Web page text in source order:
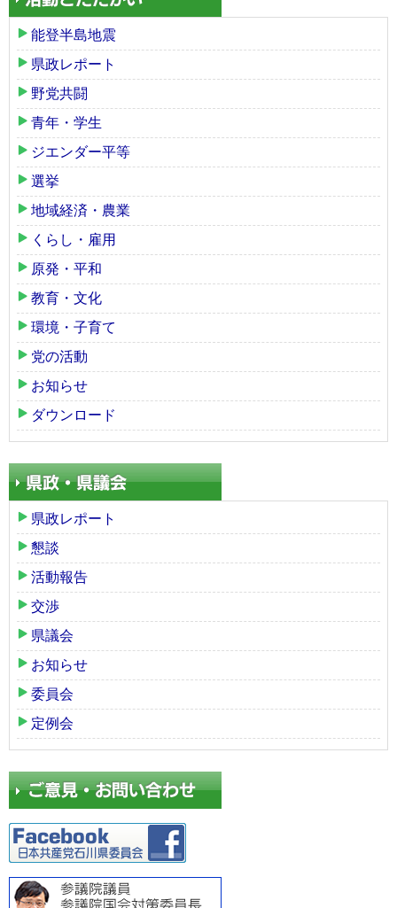
能登半島地震
県政レポート
野党共闘
青年・学生
ジエンダー平等
選挙
地域経済・農業
くらし・雇用
原発・平和
教育・文化
環境・子育て
党の活動
お知らせ
ダウンロード
県政レポート
懇談
活動報告
交渉
県議会
お知らせ
委員会
定例会